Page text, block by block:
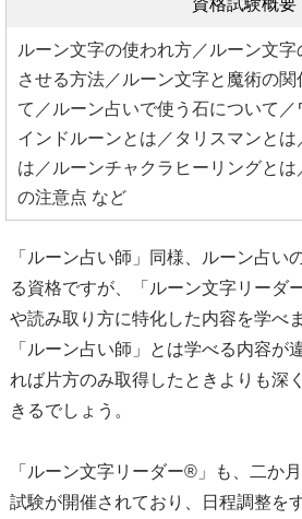
資格試験概要
ルーン文字の使われ方／ルーン文
させる方法／ルーン文字と魔術の
て／ルーン占いで使う石について
インドルーンとは／タリスマンとは
は／ルーンチャクラヒーリングと
の注意点 など
「ルーン占い師」同様、ルーン占い
る資格ですが、「ルーン文字リーダ
や読み取り方に特化した内容を学べま
「ルーン占い師」とは学べる内容が
れば片方のみ取得したときよりも深
きるでしょう。
「ルーン文字リーダー®」も、二か
試験が開催されており、日程調整を